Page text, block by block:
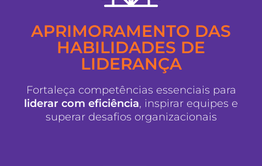
APRIMORAMENTO DAS
HABILIDADES DE
LIDERANÇA
Fortaleça competências essenciais para
liderar com eficiência, inspirar equipes e
superar desafios organizacionais